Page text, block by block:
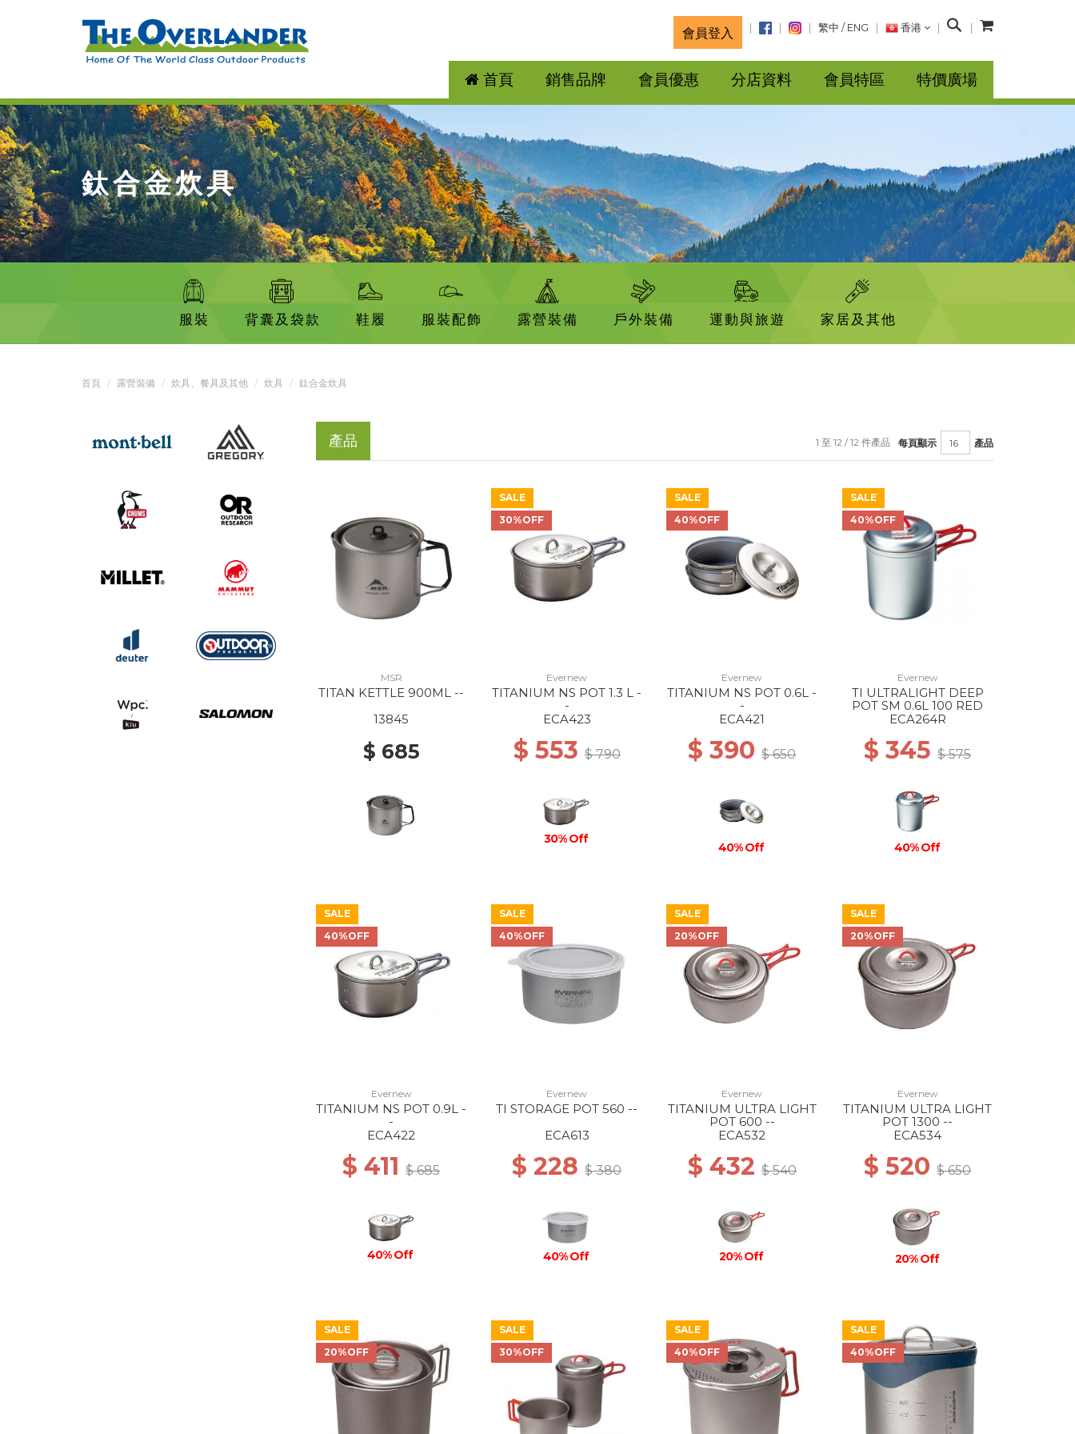
會員登入 繁中 / ENG 香港
搜
首頁 銷售品牌 會員優惠 分店資料 會員特區 特價廣場
鈦合金炊具
服裝 背囊及袋款 鞋履 服裝配飾 露營裝備 戶外裝備 運動與旅遊 家居及其他
首頁 露營裝備 炊具、餐具及其他 炊具 鈦合金炊具
產品 每頁顯示 產品
1 至 12 / 12 件產品
MSR
TITAN KETTLE 900ML --
13845
$ 685
SALE
30%OFF
Evernew
TITANIUM NS POT 1.3 L -
-
ECA423
$ 553$ 790
30% Off
SALE
40%OFF
Evernew
TITANIUM NS POT 0.6L -
-
ECA421
$ 390$ 650
40% Off
SALE
40%OFF
Evernew
TI ULTRALIGHT DEEP
POT SM 0.6L 100 RED
ECA264R
$ 345$ 575
40% Off
SALE
40%OFF
Evernew
TITANIUM NS POT 0.9L -
-
ECA422
$ 411$ 685
40% Off
SALE
40%OFF
Evernew
TI STORAGE POT 560 --
ECA613
$ 228$ 380
40% Off
SALE
20%OFF
Evernew
TITANIUM ULTRA LIGHT
POT 600 --
ECA532
$ 432 $ 540
20% Off
SALE
20%OFF
Evernew
TITANIUM ULTRA LIGHT
POT 1300 --
ECA534
$ 520$ 650
20% Off
SALE
20%OFF
SALE
30%OFF
SALE
40%OFF
SALE
40%OFF